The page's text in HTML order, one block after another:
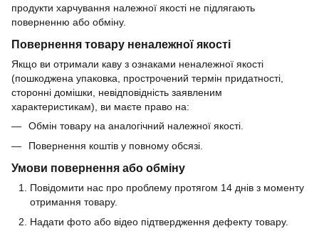
продукти харчування належної якості не підлягають
поверненню або обміну.
Повернення товару неналежної якості
Якщо ви отримали каву з ознаками неналежної якості
(пошкоджена упаковка, прострочений термін придатності,
сторонні домішки, невідповідність заявленим
характеристикам), ви маєте право на:
Обмін товару на аналогічний належної якості.
Повернення коштів у повному обсязі.
Умови повернення або обміну
Повідомити нас про проблему протягом 14 днів з моменту
отримання товару.
Надати фото або відео підтвердження дефекту товару.